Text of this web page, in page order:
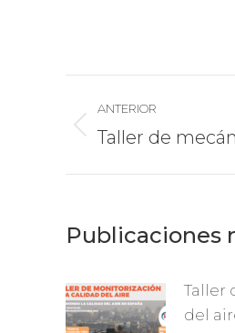
entre
ANTERIOR
Publicación
Taller de
Publicaciones
Taller
del